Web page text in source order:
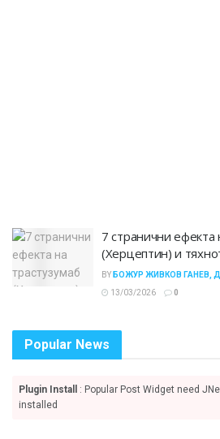
7 странични ефекта
(Херцептин) и
BY БОЖУР ЖИВКОВ ГАНЕВ,
13/03/2026
0
Popular News
Plugin Install
: Popular Post Widget need
installed